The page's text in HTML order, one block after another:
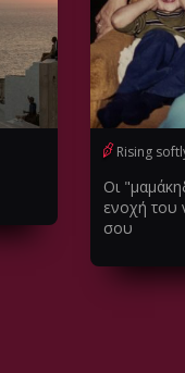
Rising
Οι
ενοχή του
σου